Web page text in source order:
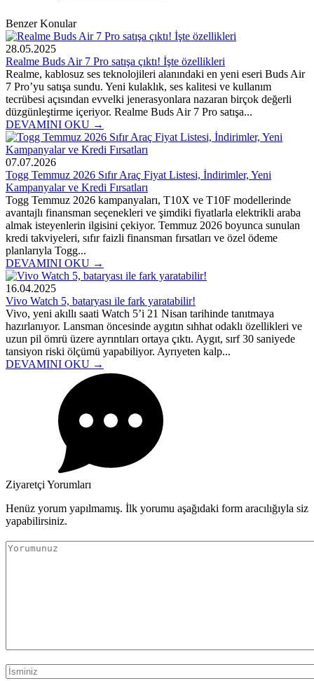
Benzer Konular
28.05.2025
Realme Buds Air 7 Pro satışa çıktı! İşte özellikleri
Realme, kablosuz ses teknolojileri alanındaki en yeni eseri Buds Air
7 Pro’yu satışa sundu. Yeni kulaklık, ses kalitesi ve kullanım
tecrübesi açısından evvelki jenerasyonlara nazaran birçok değerli
düzgünleştirme içeriyor. Realme Buds Air 7 Pro satışa...
DEVAMINI OKU →
07.07.2026
Togg Temmuz 2026 Sıfır Araç Fiyat Listesi, İndirimler, Yeni
Kampanyalar ve Kredi Fırsatları
Togg Temmuz 2026 kampanyaları, T10X ve T10F modellerinde
avantajlı finansman seçenekleri ve şimdiki fiyatlarla elektrikli araba
almak isteyenlerin ilgisini çekiyor. Temmuz 2026 boyunca sunulan
kredi takviyeleri, sıfır faizli finansman fırsatları ve özel ödeme
planlarıyla Togg...
DEVAMINI OKU →
16.04.2025
Vivo Watch 5, bataryası ile fark yaratabilir!
Vivo, yeni akıllı saati Watch 5’i 21 Nisan tarihinde tanıtmaya
hazırlanıyor. Lansman öncesinde aygıtın sıhhat odaklı özellikleri ve
uzun pil ömrü üzere ayrıntıları ortaya çıktı. Aygıt, sırf 30 saniyede
tansiyon riski ölçümü yapabiliyor. Ayrıyeten kalp...
DEVAMINI OKU →
Ziyaretçi Yorumları
Henüz yorum yapılmamış. İlk yorumu aşağıdaki form aracılığıyla siz
yapabilirsiniz.